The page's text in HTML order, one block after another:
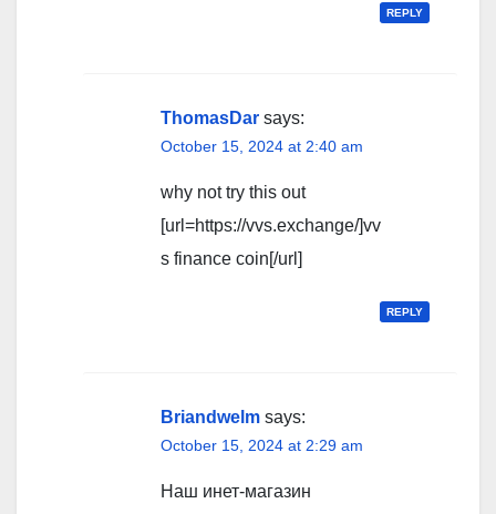
REPLY
ThomasDar says:
October 15, 2024 at 2:40 am
why not try this out
[url=https://vvs.exchange/]vv
s finance coin[/url]
REPLY
Briandwelm says:
October 15, 2024 at 2:29 am
Наш инет-магазин